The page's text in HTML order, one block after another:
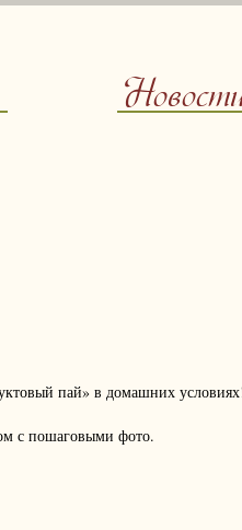
пай» в домашних
с пошаговыми фото.